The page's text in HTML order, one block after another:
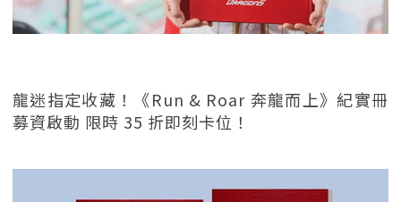
龍迷指定收藏！《Run & Roar 奔龍而上》紀實冊
募資啟動 限時 35 折即刻卡位！